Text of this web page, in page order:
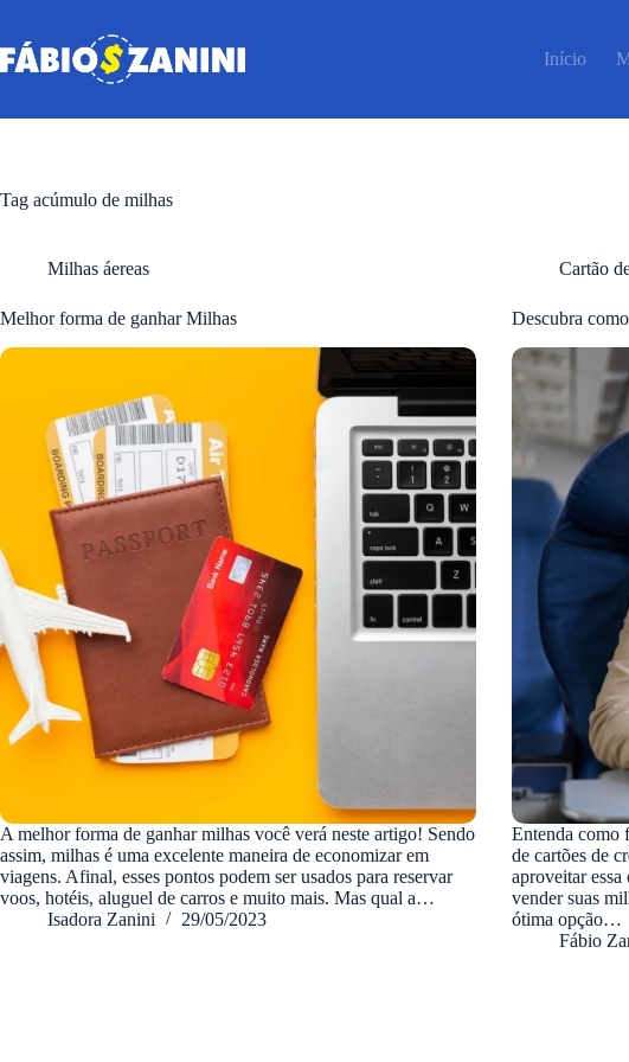
o
conteúdo
Início
Tag acúmulo de milhas
Milhas áereas
Melhor forma de ganhar Milhas
A melhor forma de ganhar milhas você verá neste artigo! Sendo
assim, milhas é uma excelente maneira de economizar em
viagens. Afinal, esses pontos podem ser usados para reservar
voos, hotéis, aluguel de carros e muito mais. Mas qual a…
Isadora Zanini
29/05/2023
Cartão
Descubra
Entenda como
de cartões de
aproveitar
vender suas
ótima opção…
Fábio